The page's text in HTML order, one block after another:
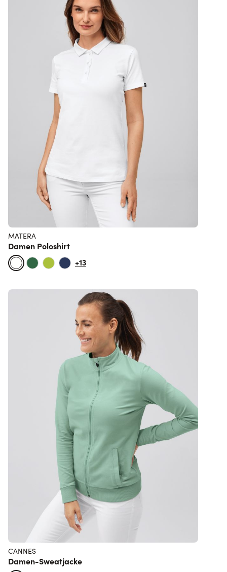
MATERA
Damen Poloshirt
+13
CANNES
Damen-Sweatjacke